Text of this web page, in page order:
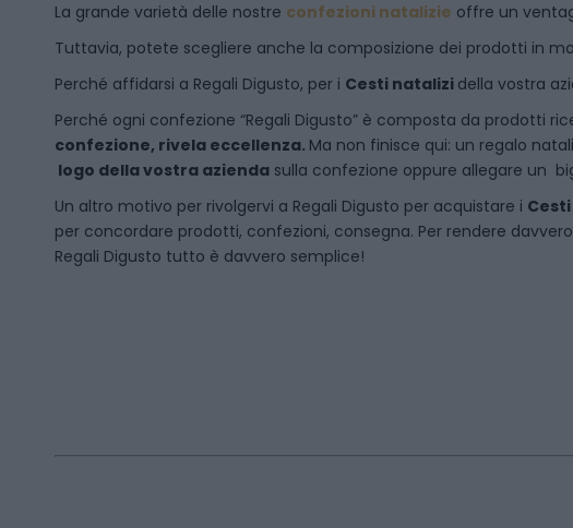
La grande varietà delle nostre confezioni natalizie offre un
Tuttavia, potete scegliere anche la composizione dei prodotti in
Perché affidarsi a Regali Digusto, per i Cesti natalizi della vostra
Perché ogni confezione “Regali Digusto” è composta da prodotti
confezione, rivela eccellenza. Ma non finisce qui: un regalo
logo della vostra azienda sulla confezione oppure allegare un
Un altro motivo per rivolgervi a Regali Digusto per acquistare i
per concordare prodotti, confezioni, consegna. Per rendere
Regali Digusto tutto è davvero semplice!